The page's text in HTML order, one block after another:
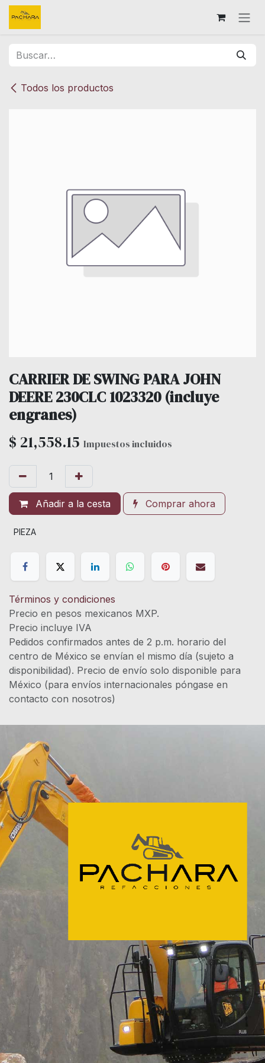
Ir al contenido
Todos los productos
CARRIER DE SWING PARA JOHN
DEERE 230CLC 1023320 (incluye
engranes)
$ 21,558.15 Impuestos incluidos
Añadir a la cesta Comprar ahora
PIEZA
Términos y condiciones
Precio en pesos mexicanos MXP.
Precio incluye IVA
Pedidos confirmados antes de 2 p.m. horario del
centro de México se envían el mismo día (sujeto a
disponibilidad). Precio de envío solo disponible para
México (para envíos internacionales póngase en
contacto con nosotros)